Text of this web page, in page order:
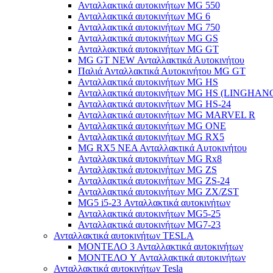
Ανταλλακτικά αυτοκινήτων MG 550
Ανταλλακτικά αυτοκινήτων MG 6
Ανταλλακτικά αυτοκινήτων MG 750
Ανταλλακτικά αυτοκινήτων MG GS
Ανταλλακτικά αυτοκινήτων MG GT
MG GT NEW Ανταλλακτικά Αυτοκινήτου
Παλιά Ανταλλακτικά Αυτοκινήτου MG GT
Ανταλλακτικά αυτοκινήτων MG HS
Ανταλλακτικά αυτοκινήτων MG HS
Ανταλλακτικά αυτοκινήτων MG HS-24
Ανταλλακτικά αυτοκινήτων MG MARVEL R
Ανταλλακτικά αυτοκινήτων MG ONE
Ανταλλακτικά αυτοκινήτων MG RX5
MG RX5 ΝΕΑ Ανταλλακτικά Αυτοκινήτου
Ανταλλακτικά αυτοκινήτων MG Rx8
Ανταλλακτικά αυτοκινήτων MG ZS
Ανταλλακτικά αυτοκινήτων MG ZS-24
Ανταλλακτικά αυτοκινήτων MG ZX/ZST
MG5 i5-23 Ανταλλακτικά αυτοκινήτων
Ανταλλακτικά αυτοκινήτων MG5-25
Ανταλλακτικά αυτοκινήτων MG7-23
Ανταλλακτικά αυτοκινήτων TESLA
ΜΟΝΤΕΛΟ 3 Ανταλλακτικά αυτοκινήτων
ΜΟΝΤΕΛΟ Y Ανταλλακτικά αυτοκινήτων
Ανταλλακτικά αυτοκινήτων Tesla